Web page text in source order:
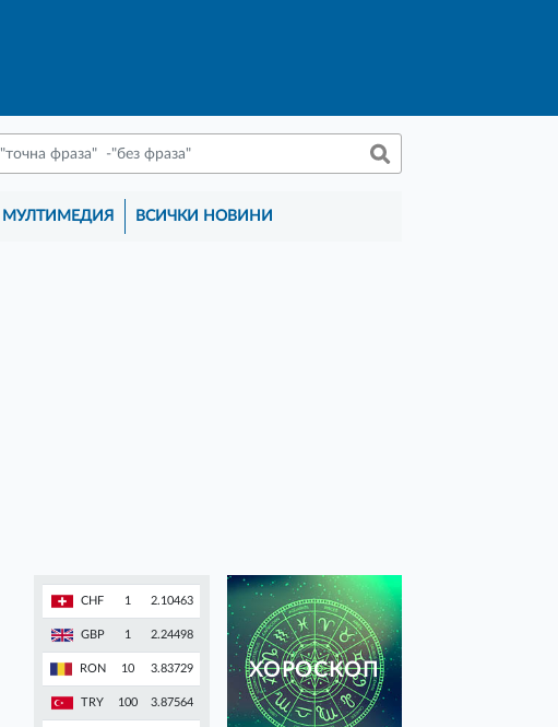
МУЛТИМЕДИЯ ВСИЧКИ НОВИНИ
CHF 1 2.10463
GBP 1 2.24498
RON 10 3.83729
TRY 100 3.87564
ХОРОСКОП